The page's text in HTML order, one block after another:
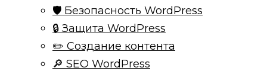
🛡️ Безопасность WordPress
🔒 Защита WordPress
✏️ Создание контента
🔎 SEO WordPress